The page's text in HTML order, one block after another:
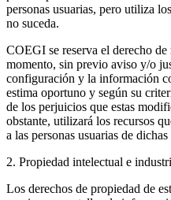
personas usuarias, pero utiliza
no suceda.
COEGI se reserva el derecho
momento, sin previo aviso y/o
configuración y la información
estima oportuno y según su
de los perjuicios que estas
obstante, utilizará los recursos
a las personas usuarias de
2. Propiedad intelectual e
Los derechos de propiedad de